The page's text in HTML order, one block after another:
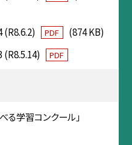
(R8.6.2)
PDF
(874 KB)
(R8.5.14)
PDF
る学習コンクール」